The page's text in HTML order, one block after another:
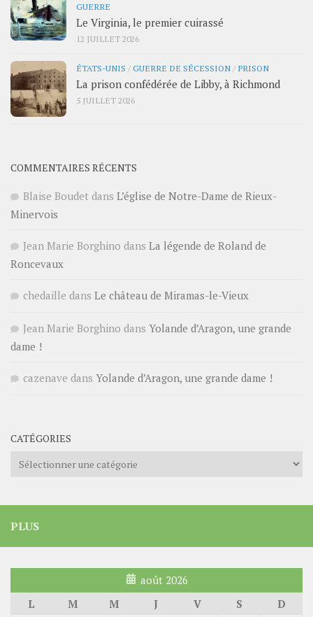
GUERRE
Le Virginia, le premier cuirassé
12 JUILLET 2026
ÉTATS-UNIS /GUERRE DE SÉCESSION / PRISON
La prison confédérée de Libby, à Richmond
5 JUILLET 2026
COMMENTAIRES RÉCENTS
Blaise Boudet dans L’église de Notre-Dame de Rieux-
Minervois
Jean Marie Borghino dans La légende de Roland de
Roncevaux
chedaille dans Le château de Miramas-le-Vieux
Jean Marie Borghino dans Yolande d’Aragon, une grande
dame !
cazenave dans Yolande d’Aragon, une grande dame !
CATÉGORIES
Catégories
PLUS
août 2026
L
M M J V S
D